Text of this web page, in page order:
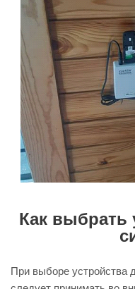
Как выбрать
При выборе устройства